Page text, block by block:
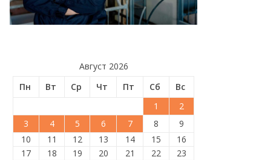
Август 2026
Пн
Вт Ср Чт Пт Сб
Вс
1
2
3
4 5 6 7 8
9
10
11 12 13 14 15
16
17
18 19 20 21 22
23